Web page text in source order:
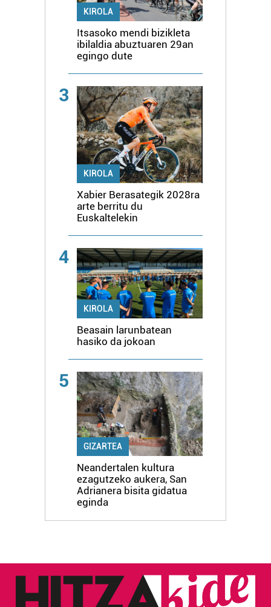
KIROLA
Itsasoko mendi bizikleta
ibilaldia abuztuaren 29an
egingo dute
3
KIROLA
Xabier Berasategik 2028ra
arte berritu du
Euskaltelekin
4
KIROLA
Beasain larunbatean
hasiko da jokoan
5
GIZARTEA
Neandertalen kultura
ezagutzeko aukera, San
Adrianera bisita gidatua
eginda